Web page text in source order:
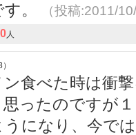
。
（投稿:2011/
0人
食べた時は衝
ったのですが
になり、今で